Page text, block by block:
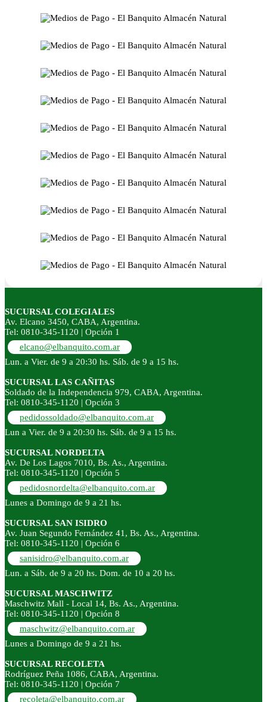
SUCURSAL COLEGIALES
Av. Elcano 3450, CABA, Argentina.
Tel: 0810-345-1120 | Opción 1
elcano@elbanquito.com.ar
Lun. a Vier. de 9 a 20:30 hs. Sáb. de 9 a 15 hs.
SUCURSAL LAS CAÑITAS
Soldado de la Independencia 979, CABA, Argentina.
Tel: 0810-345-1120 | Opción 3
pedidossoldado@elbanquito.com.ar
Lun a Vier. de 9 a 20:30 hs. Sáb. de 9 a 15 hs.
SUCURSAL NORDELTA
Av. De Los Lagos 7010, Bs. As., Argentina.
Tel: 0810-345-1120 | Opción 5
pedidosnordelta@elbanquito.com.ar
Lunes a Domingo de 9 a 21 hs.
SUCURSAL SAN ISIDRO
Av. Juan Segundo Fernández 41, Bs. As., Argentina.
Tel: 0810-345-1120 | Opción 6
sanisidro@elbanquito.com.ar
Lun. a Sáb. de 9 a 20 hs. Dom. de 10 a 20 hs.
SUCURSAL MASCHWITZ
Maschwitz Mall - Local 14, Bs. As., Argentina.
Tel: 0810-345-1120 | Opción 8
maschwitz@elbanquito.com.ar
Lunes a Domingo de 9 a 21 hs.
SUCURSAL RECOLETA
Rodríguez Peña 1086, CABA, Argentina.
Tel: 0810-345-1120 | Opción 7
recoleta@elbanquito.com.ar